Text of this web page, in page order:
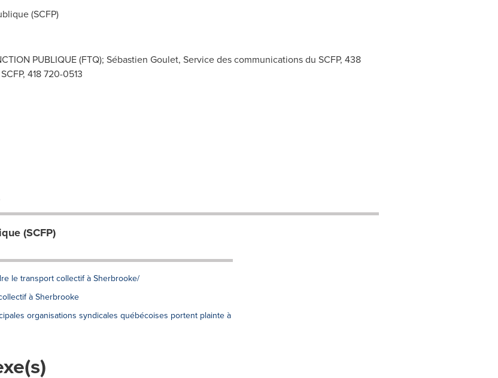
(SCFP)
PUBLIQUE (FTQ); Sébastien Goulet, Service des communications du SCFP, 438
418 720-0513
(SCFP)
le transport collectif à Sherbrooke/
à Sherbrooke
organisations syndicales québécoises portent plainte à